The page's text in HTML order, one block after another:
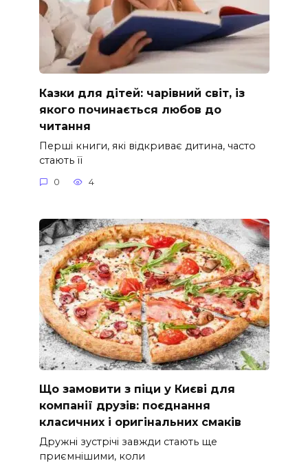
Казки для дітей: чарівний світ, із
якого починається любов до
читання
Перші книги, які відкриває дитина, часто
стають її
0 4
Що замовити з піци у Києві для
компанії друзів: поєднання
класичних і оригінальних смаків
Дружні зустрічі завжди стають ще
приємнішими, коли